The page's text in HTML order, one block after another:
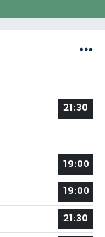
21:30
19:00
19:00
21:30